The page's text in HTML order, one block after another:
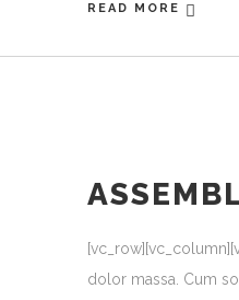
READ MORE
dolor massa. Cum